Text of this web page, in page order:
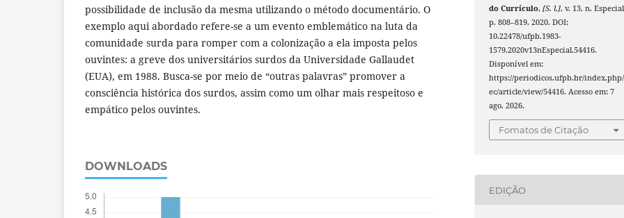
possibilidade de inclusão da mesma utilizando o método documentário. O
exemplo aqui abordado refere-se a um evento emblemático na luta da
comunidade surda para romper com a colonização a ela imposta pelos
ouvintes: a greve dos universitários surdos da Universidade Gallaudet
(EUA), em 1988. Busca-se por meio de “outras palavras” promover a
consciência histórica dos surdos, assim como um olhar mais respeitoso e
empático pelos ouvintes.
DOWNLOADS
do Currículo,[S. l.], v. 13, n.
p. 808–819, 2020. DOI:
10.22478/ufpb.1983-
1579.2020v13nEspecial.54416.
Disponível em:
https://periodicos.ufpb.br/
ec/article/view/54416. Acesso em: 7
ago. 2026.
Fomatos de Citação
EDIÇÃO